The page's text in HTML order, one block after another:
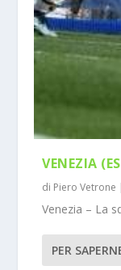
VENEZIA
di Piero Vetrone
Venezia – La
PER